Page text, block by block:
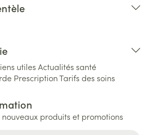
utiles Actualités santé
PrescriptionTarifs des soins
nouveaux produits et promotions